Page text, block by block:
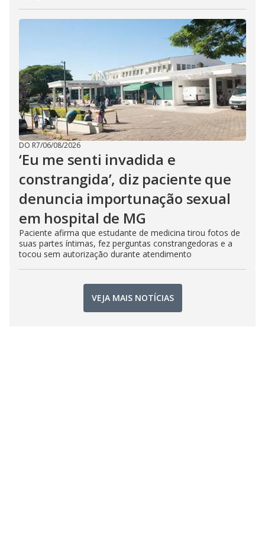
DO R7/06/08/2026
‘Eu me senti invadida e
constrangida’, diz paciente que
denuncia importunação sexual
em hospital de MG
Paciente afirma que estudante de medicina tirou fotos de
suas partes íntimas, fez perguntas constrangedoras e a
tocou sem autorização durante atendimento
VEJA MAIS NOTÍCIAS